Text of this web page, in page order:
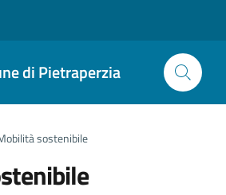
di Pietraperzia
sostenibile